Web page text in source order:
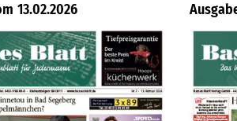
13.02.2026